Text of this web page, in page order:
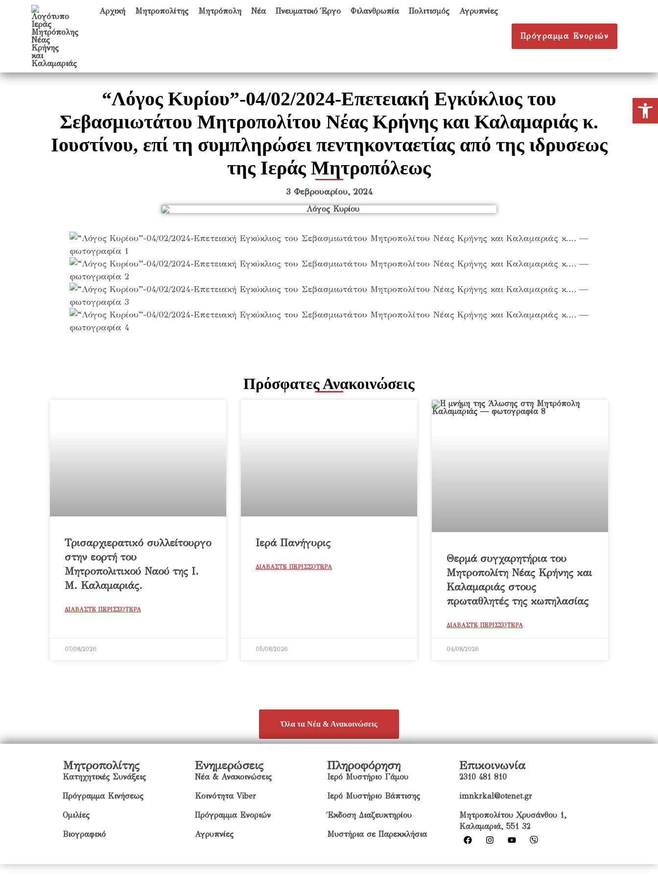
Αρχική Μητροπολίτης Μητρόπολη Νέα Πνευματικό Έργο Φιλανθρωπία Πολιτισμός Αγρυπνίες
Πρόγραμμα Ενοριών
“Λόγος Κυρίου”-04/02/2024-Επετειακή Εγκύκλιος του
Σεβασμιωτάτου Μητροπολίτου Νέας Κρήνης και Καλαμαριάς κ.
Ιουστίνου, επί τη συμπληρώσει πεντηκονταετίας από της ιδρυσεως
της Ιεράς Μητροπόλεως
3 Φεβρουαρίου, 2024
Πρόσφατες Ανακοινώσεις
Τρισαρχιερατικό συλλείτουργο
στην εορτή του
Μητροπολιτικού Ναού της Ι.
Μ. Καλαμαριάς.
ΔΙΑΒΑΣΤΕ ΠΕΡΙΣΣΟΤΕΡΑ
07/08/2026
Ιερά Πανήγυρις
ΔΙΑΒΑΣΤΕ ΠΕΡΙΣΣΟΤΕΡΑ
05/08/2026
Θερμά συγχαρητήρια του
Μητροπολίτη Νέας Κρήνης και
Καλαμαριάς στους
πρωταθλητές της κωπηλασίας
ΔΙΑΒΑΣΤΕ ΠΕΡΙΣΣΟΤΕΡΑ
04/08/2026
Όλα τα Νέα & Ανακοινώσεις
Μητροπολίτης
Κατηχητικές Συνάξεις
Πρόγραμμα Κινήσεως
Ομιλίες
Βιογραφικό
Ενημερώσεις
Νέα & Ανακοινώσεις
Κοινότητα Viber
Πρόγραμμα Ενοριών
Αγρυπνίες
Πληροφόρηση
Ιερό Μυστήριο Γάμου
Ιερό Μυστήριο Βάπτισης
Έκδοση Διαζευκτηρίου
Μυστήρια σε Παρεκκλήσια
Επικοινωνία
2310 481 810
imnkrkal@otenet.gr
Μητροπολίτου Χρυσάνθου 1,
Καλαμαριά, 551 32